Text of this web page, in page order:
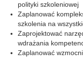
polityki szkoleniowej
Zaplanować
szkolenia na
Zaprojektować
wdrażania
Zaplanować